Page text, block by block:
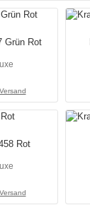
Grün Rot
Rot